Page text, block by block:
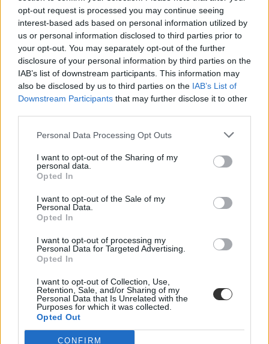
opt-out request is processed you may continue seeing
interest-based ads based on personal information utilized by
us or personal information disclosed to third parties prior to
your opt-out. You may separately opt-out of the further
disclosure of your personal information by third parties on the
IAB’s list of downstream participants. This information may
also be disclosed by us to third parties on the IAB’s List of
Downstream Participants that may further disclose it to other
Personal Data Processing Opt Outs
I want to opt-out of the Sharing of my
personal data.
Opted In
I want to opt-out of the Sale of my
Personal Data.
Opted In
I want to opt-out of processing my
Personal Data for Targeted Advertising.
Opted In
I want to opt-out of Collection, Use,
Retention, Sale, and/or Sharing of my
Personal Data that Is Unrelated with the
Purposes for which it was collected.
Opted Out
CONFIRM
kezdettel rendezi meg.
Edupress
Prosztata Napot szervez a Debreceni Egyetem
A Nemzetközi Prosztata Napon a Debreceni Egyetem (DE) Orvos-
és Egészségtudományi Centruma Urológiai Klinikájának
munkatársai ismeretterjesztő előadásokat tartanak és ingyenes
10 és 14 óra között a DE OEC Urológiai Klinika tantermében.
Edupress
Hat magyar pályázó az Erasmus EuroMedia Award
döntőjében
Az Erasmus Euromedia Award-on az Európai Képzési és
Kommunikációs Társaság (ESEC) hat magyar pályázót juttatott
tovább az 55 tagú döntőbe, 18 ország 200 pályázója közül. A
legjobb produkcióért járó díjat azok a művek kapják, amelyek az
oktatás, média és kommunikáció terén az európai kultúra
közvetítésével foglalkoznak.